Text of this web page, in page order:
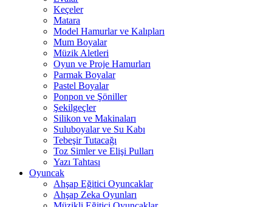
Keçeler
Matara
Model Hamurlar ve Kalıpları
Mum Boyalar
Müzik Aletleri
Oyun ve Proje Hamurları
Parmak Boyalar
Pastel Boyalar
Ponpon ve Şöniller
Şekilgeçler
Silikon ve Makinaları
Suluboyalar ve Su Kabı
Tebeşir Tutacağı
Toz Simler ve Elişi Pulları
Yazı Tahtası
Oyuncak
Ahşap Eğitici Oyuncaklar
Ahşap Zeka Oyunları